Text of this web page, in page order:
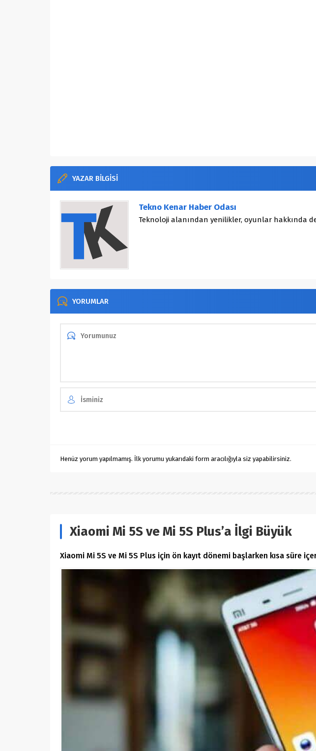
YAZAR BİLGİSİ
Tekno Kenar Haber Odası
Teknoloji alanından yenilikler, oyunlar hakkında
YORUMLAR
Henüz yorum yapılmamış. İlk yorumu yukarıdaki form aracılığıyla siz yapabilirsiniz.
Xiaomi Mi 5S ve Mi 5S Plus’a İlgi Büyük
Xiaomi Mi 5S ve Mi 5S Plus için ön kayıt dönemi başlarken kısa süre